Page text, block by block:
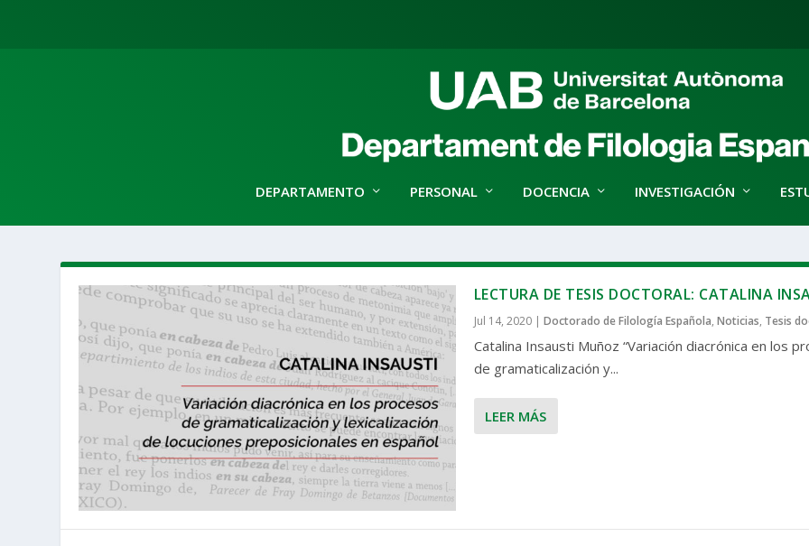
DEPARTAMENTO PERSONAL DOCENCIA INVESTIGACIÓN
LECTURA DE TESIS DOCTORAL: CATALINA
Jul 14, 2020| Doctorado de Filología Española, Noticias, Tesis
Catalina Insausti Muñoz “Variación diacrónica en los
de gramaticalización y...
LEER MÁS